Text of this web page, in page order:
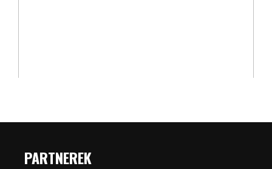
PARTNEREK